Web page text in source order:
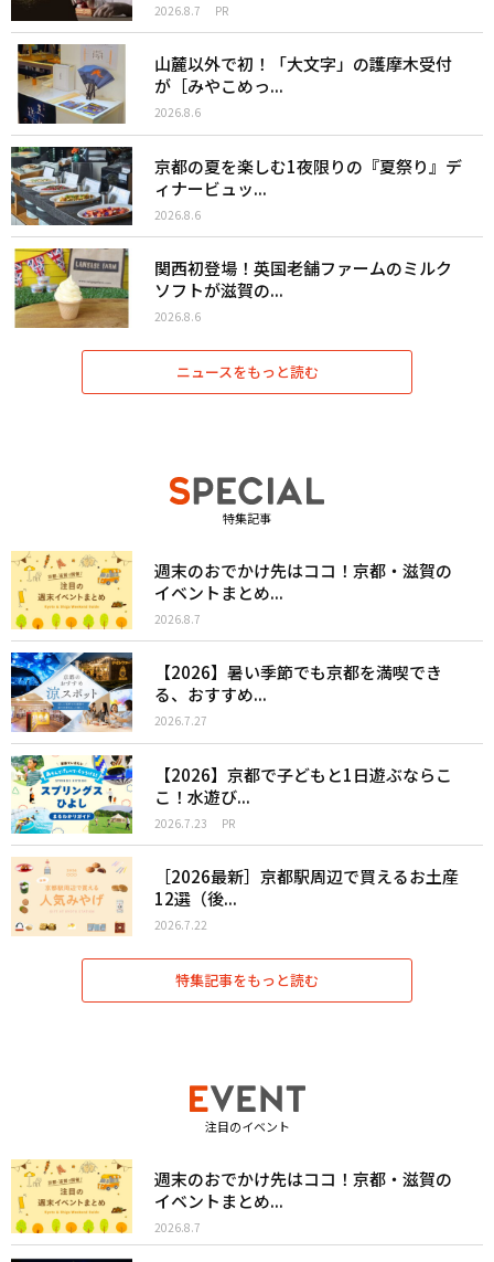
2026.8.7 PR
山麓以外で初！「大文字」の護摩木受付
が［みやこめっ...
2026.8.6
京都の夏を楽しむ1夜限りの『夏祭り』デ
ィナービュッ...
2026.8.6
関西初登場！英国老舗ファームのミルク
ソフトが滋賀の...
2026.8.6
ニュースをもっと読む
特集記事
週末のおでかけ先はココ！京都・滋賀の
イベントまとめ...
2026.8.7
【2026】暑い季節でも京都を満喫でき
る、おすすめ...
2026.7.27
【2026】京都で子どもと1日遊ぶならこ
こ！水遊び...
2026.7.23 PR
［2026最新］京都駅周辺で買えるお土産
12選（後...
2026.7.22
特集記事をもっと読む
注目のイベント
週末のおでかけ先はココ！京都・滋賀の
イベントまとめ...
2026.8.7